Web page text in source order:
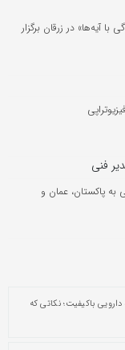
آیه‌ها» در زرقان برگزار
فنی
پاکستان، عمان و
باکیفیت؛ نکاتی که